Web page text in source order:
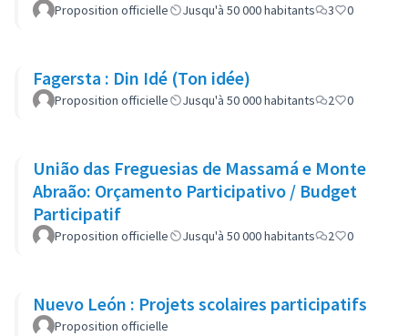
Proposition officielle Jusqu'à 50 000 habitants 3 0
Fagersta : Din Idé (Ton idée)
Proposition officielle Jusqu'à 50 000 habitants 2 0
União das Freguesias de Massamá e Monte
Abraão: Orçamento Participativo / Budget
Participatif
Proposition officielle Jusqu'à 50 000 habitants 2 0
Nuevo León : Projets scolaires participatifs
Proposition officielle